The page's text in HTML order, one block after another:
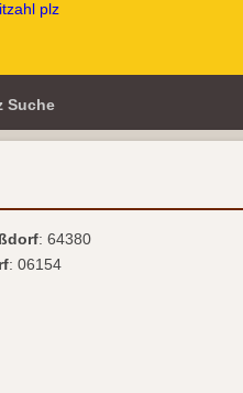
Suche
: 64380
: 06154